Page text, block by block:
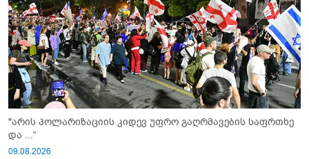
"არის პოლარიზაციის კიდევ უფრო გაღრმავების საფრთხე
და ...“
09.08.2026